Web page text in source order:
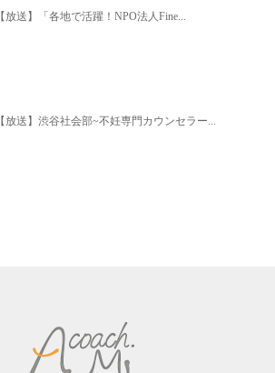
【放送】「各地で活躍！NPO法人Fine...
【放送】渋谷社会部~不妊専門カウンセラー...